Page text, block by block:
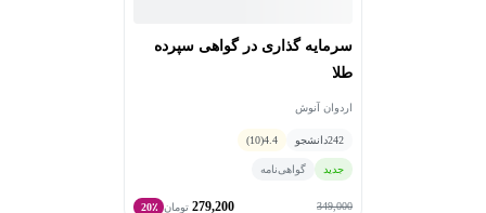
سرمایه گذاری در گواهی سپرده
طلا
اردوان آنوش
242دانشجو 4.4
(10)
جدید گواهی‌نامه
349,000
279,200 تومان 20٪